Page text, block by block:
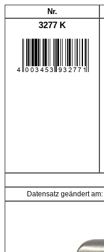
Nr.
3277 K
Datensatz geändert am: